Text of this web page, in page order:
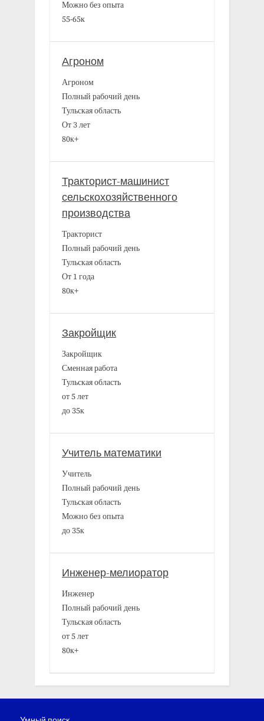
Можно без опыта
55-65к
Агроном
Агроном
Полный рабочий день
Тульская область
От 3 лет
80к+
Тракторист-машинист
сельскохозяйственного
производства
Тракторист
Полный рабочий день
Тульская область
От 1 года
80к+
Закройщик
Закройщик
Сменная работа
Тульская область
от 5 лет
до 35к
Учитель математики
Учитель
Полный рабочий день
Тульская область
Можно без опыта
до 35к
Инженер-мелиоратор
Инженер
Полный рабочий день
Тульская область
от 5 лет
80к+